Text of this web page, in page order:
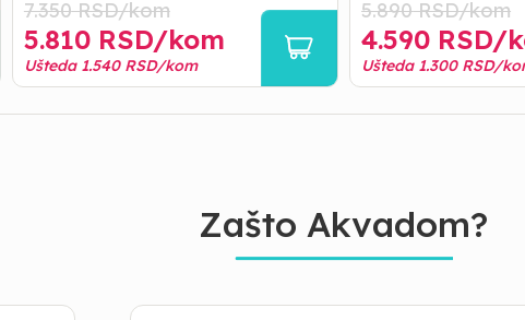
7.350RSD/kom
5.810RSD/kom
Ušteda 1.540RSD/kom
5.890RSD/kom
4.590 RSD/
Ušteda 1.300RSD/
Zašto Akvadom?